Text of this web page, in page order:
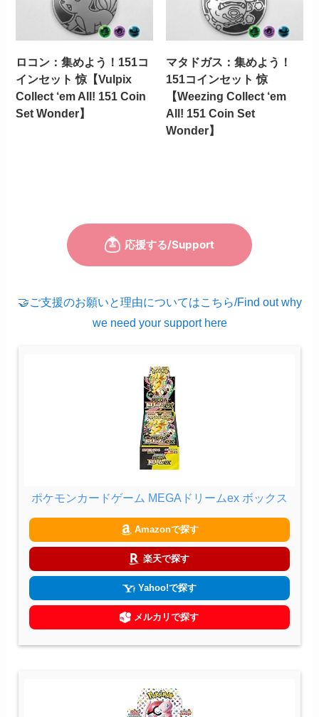
ロコン：集めよう！151コ
インセット 惊【Vulpix
Collect ‘em All! 151 Coin
Set Wonder】
マタドガス：集めよう！
151コインセット 惊
【Weezing Collect ‘em
All! 151 Coin Set
Wonder】
🤝ご支援のお願いと理由についてはこちら/Find out why
we need your support here
ポケモンカードゲーム MEGAドリームex ボックス
Amazonで探す
楽天で探す
Yahoo!で探す
メルカリで探す